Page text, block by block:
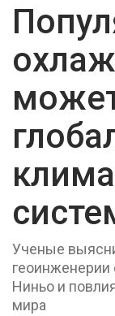
Ученые
геоинженерии
Ниньо и
мира